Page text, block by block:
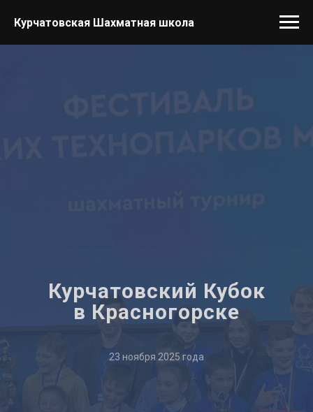
Курчатовская Шахматная школа
Курчатовский Кубок
в Красногорске
23 ноября 2025 года